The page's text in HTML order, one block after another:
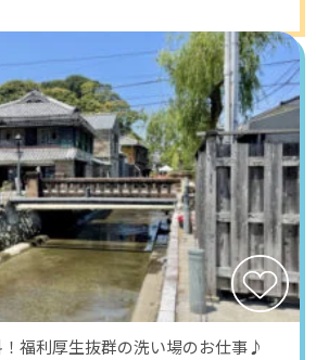
福利厚生抜群の洗い場のお仕事♪